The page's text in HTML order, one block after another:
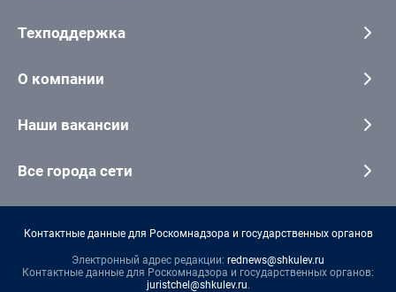
Техподдержка
О компании
Наши вакансии
Все города сети
Контактные данные для Роскомнадзора и государственных органов
Электронный адрес редакции: rednews@shkulev.ru
Контактные данные для Роскомнадзора и государственных органов:
juristchel@shkulev.ru.